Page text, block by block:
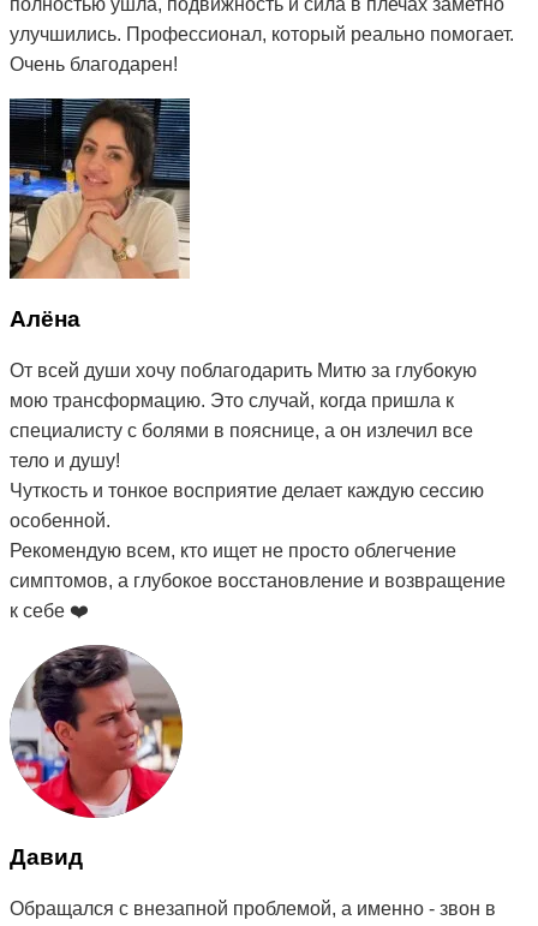
полностью ушла, подвижность и сила в плечах заметно
улучшились. Профессионал, который реально помогает.
Очень благодарен!
Алёна
От всей души хочу поблагодарить Митю за глубокую
мою трансформацию. Это случай, когда пришла к
специалисту с болями в пояснице, а он излечил все
тело и душу!
Чуткость и тонкое восприятие делает каждую сессию
особенной.
Рекомендую всем, кто ищет не просто облегчение
симптомов, а глубокое восстановление и возвращение
к себе ❤️
Давид
Обращался с внезапной проблемой, а именно - звон в